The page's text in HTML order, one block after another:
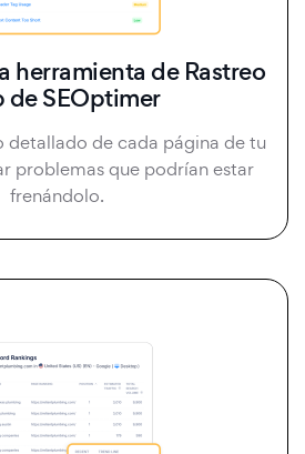
herramienta de Rastreo
de SEOptimer
detallado de cada página de tu
problemas que podrían estar
frenándolo.